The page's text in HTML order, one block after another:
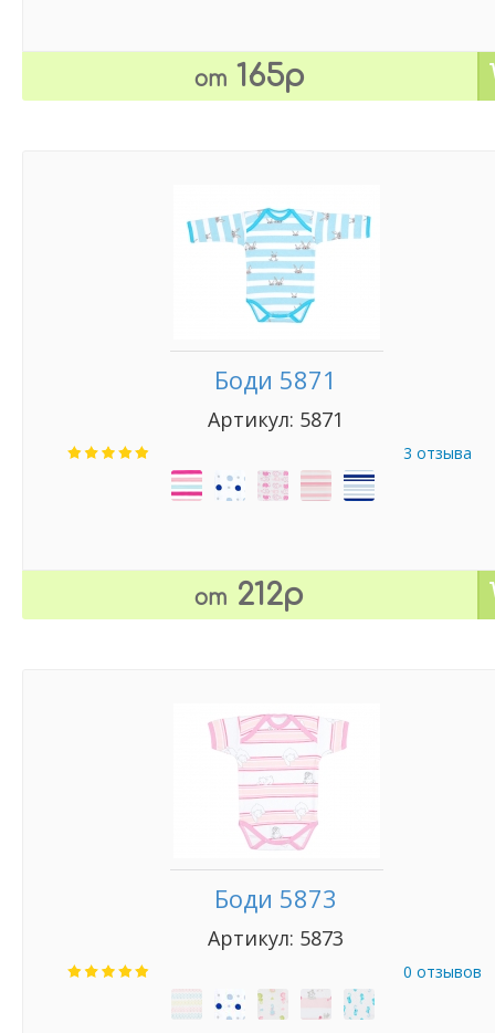
от 165р
Боди 5871
Артикул: 5871
3 отзыва
от 212р
Боди 5873
Артикул: 5873
0 отзывов